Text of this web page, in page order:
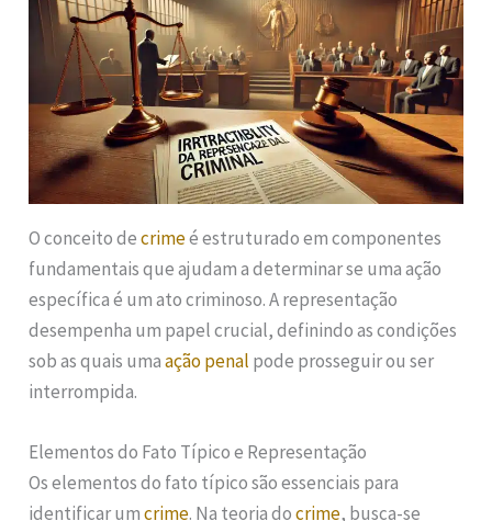
O conceito decrimeé estruturado em componentes
fundamentais que ajudam a determinar se uma ação
específica é um ato criminoso. A representação
desempenha um papel crucial, definindo as condições
sob as quais umaação penal pode prosseguir ou ser
interrompida.
Elementos do Fato Típico e Representação
Os elementos do fato típico são essenciais para
identificar umcrime. Na teoria docrime, busca-se